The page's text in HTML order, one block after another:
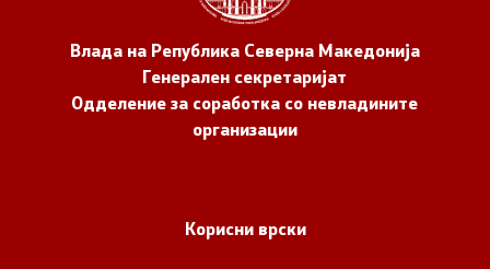
Влада на Република Северна Македонија
Генерален секретаријат
Одделение за соработка со невладините
организации
Корисни врски